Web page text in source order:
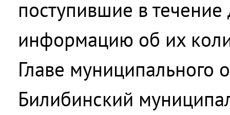
поступившие в
информацию об их
Главе муниципального
Билибинский